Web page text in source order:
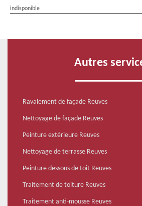
indisponible
Autres
Ravalement de façade Reuves
Nettoyage de façade Reuves
Peinture extérieure Reuves
Nettoyage de terrasse Reuves
Peinture dessous de toit Reuves
Traitement de toiture Reuves
Traitement anti-mousse Reuves